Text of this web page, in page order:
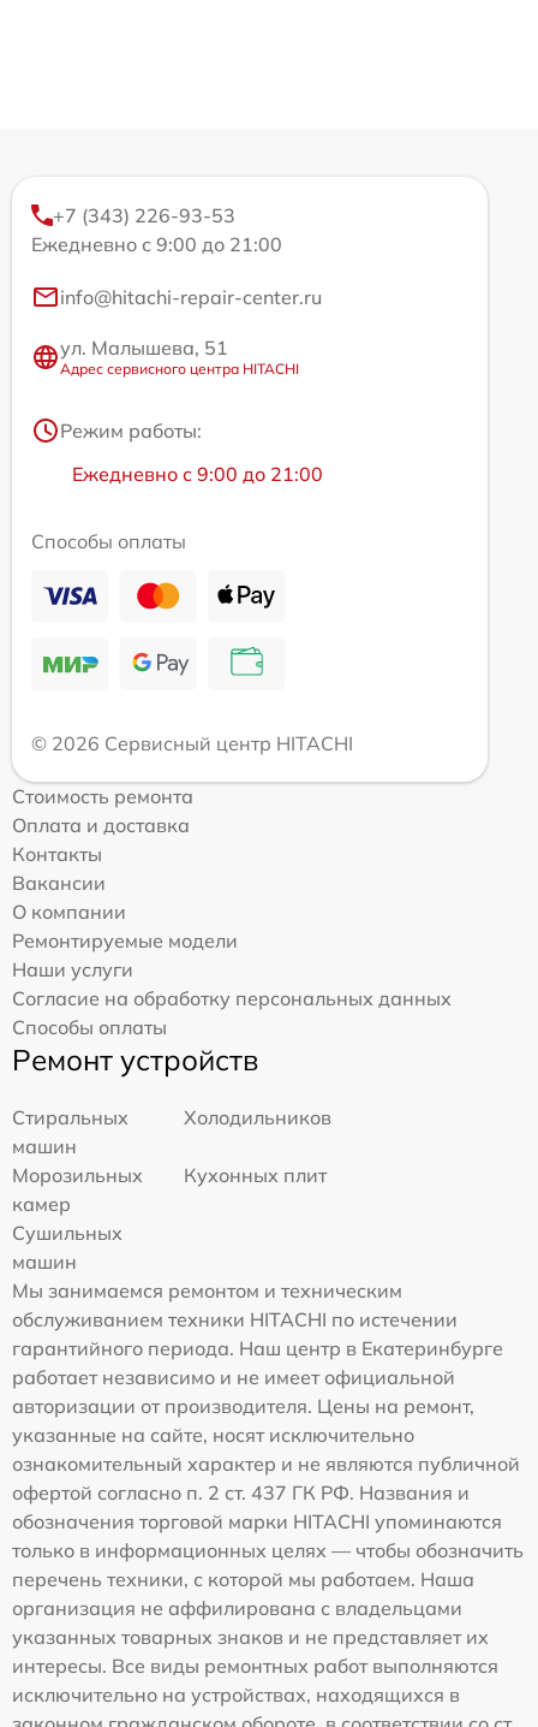
+7 (343) 226-93-53
Ежедневно с 9:00 до 21:00
info@hitachi-repair-center.ru
ул. Малышева, 51
Адрес сервисного центра HITACHI
Режим работы:
Ежедневно с 9:00 до 21:00
Способы оплаты
© 2026 Сервисный центр HITACHI
Стоимость ремонта
Оплата и доставка
Контакты
Вакансии
О компании
Ремонтируемые модели
Наши услуги
Согласие на обработку персональных данных
Способы оплаты
Ремонт устройств
Стиральных
машин
Холодильников
Морозильных
камер
Кухонных плит
Сушильных
машин
Мы занимаемся ремонтом и техническим
обслуживанием техники HITACHI по истечении
гарантийного периода. Наш центр в Екатеринбурге
работает независимо и не имеет официальной
авторизации от производителя. Цены на ремонт,
указанные на сайте, носят исключительно
ознакомительный характер и не являются публичной
офертой согласно п. 2 ст. 437 ГК РФ. Названия и
обозначения торговой марки HITACHI упоминаются
только в информационных целях — чтобы обозначить
перечень техники, с которой мы работаем. Наша
организация не аффилирована с владельцами
указанных товарных знаков и не представляет их
интересы. Все виды ремонтных работ выполняются
исключительно на устройствах, находящихся в